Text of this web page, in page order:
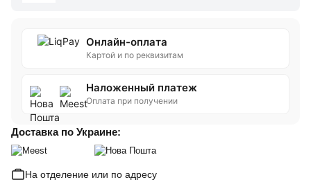
Онлайн-оплата
Картой и по реквизитам
Наложенный платеж
Оплата при получении
Доставка по Украине:
На отделение или по адресу